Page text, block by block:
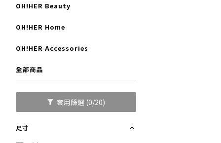
OH!HER Beauty
OH!HER Home
OH!HER Accessories
全部商品
套用篩選 (0/20)
尺寸